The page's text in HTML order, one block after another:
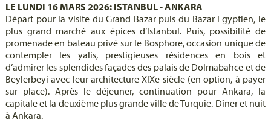
LE LUNDI 16 MARS 2026: ISTANBUL - ANKARA
Départ pour la visite du Grand Bazar puis du Bazar Egyptien, le
plus grand marché aux épices d’Istanbul. Puis, possibilité de
promenade en bateau privé sur le Bosphore, occasion unique de
contempler les yalis, prestigieuses résidences en bois et
d’admirer les splendides façades des palais de Dolmabahce et de
Beylerbeyi avec leur architecture XIXe siècle (en option, à payer
sur place). Après le déjeuner, continuation pour Ankara, la
capitale et la deuxième plus grande ville de Turquie. Dîner et nuit
à Ankara.